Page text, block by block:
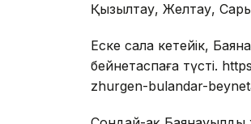
Қызылтау, Желтау,
Еске сала кетейік,
бейнетаспаға түсті.
zhurgen-bulandar-